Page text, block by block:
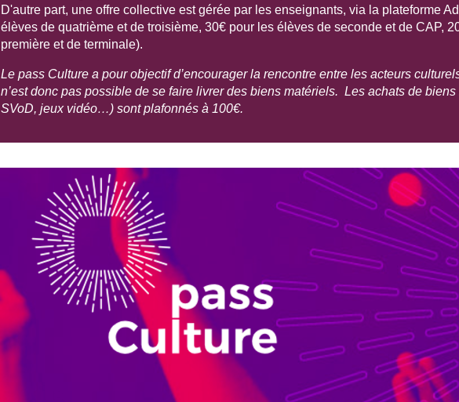
D'autre part, une offre collective est gérée par les enseignants, via la plateforme
élèves de quatrième et de troisième, 30€ pour les élèves de seconde et de CAP,
première et de terminale).
Le pass Culture a pour objectif d’encourager la rencontre entre les acteurs
n’est donc pas possible de se faire livrer des biens matériels. Les achats de
SVoD, jeux vidéo…) sont plafonnés à 100€.